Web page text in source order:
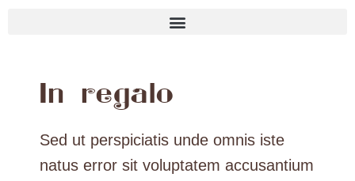
In regalo
Sed ut perspiciatis unde omnis iste
natus error sit voluptatem accusantium